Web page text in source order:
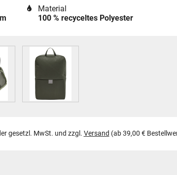
Material
100 % recyceltes Polyester
gesetzl. MwSt. und zzgl. Versand (ab 39,00 €